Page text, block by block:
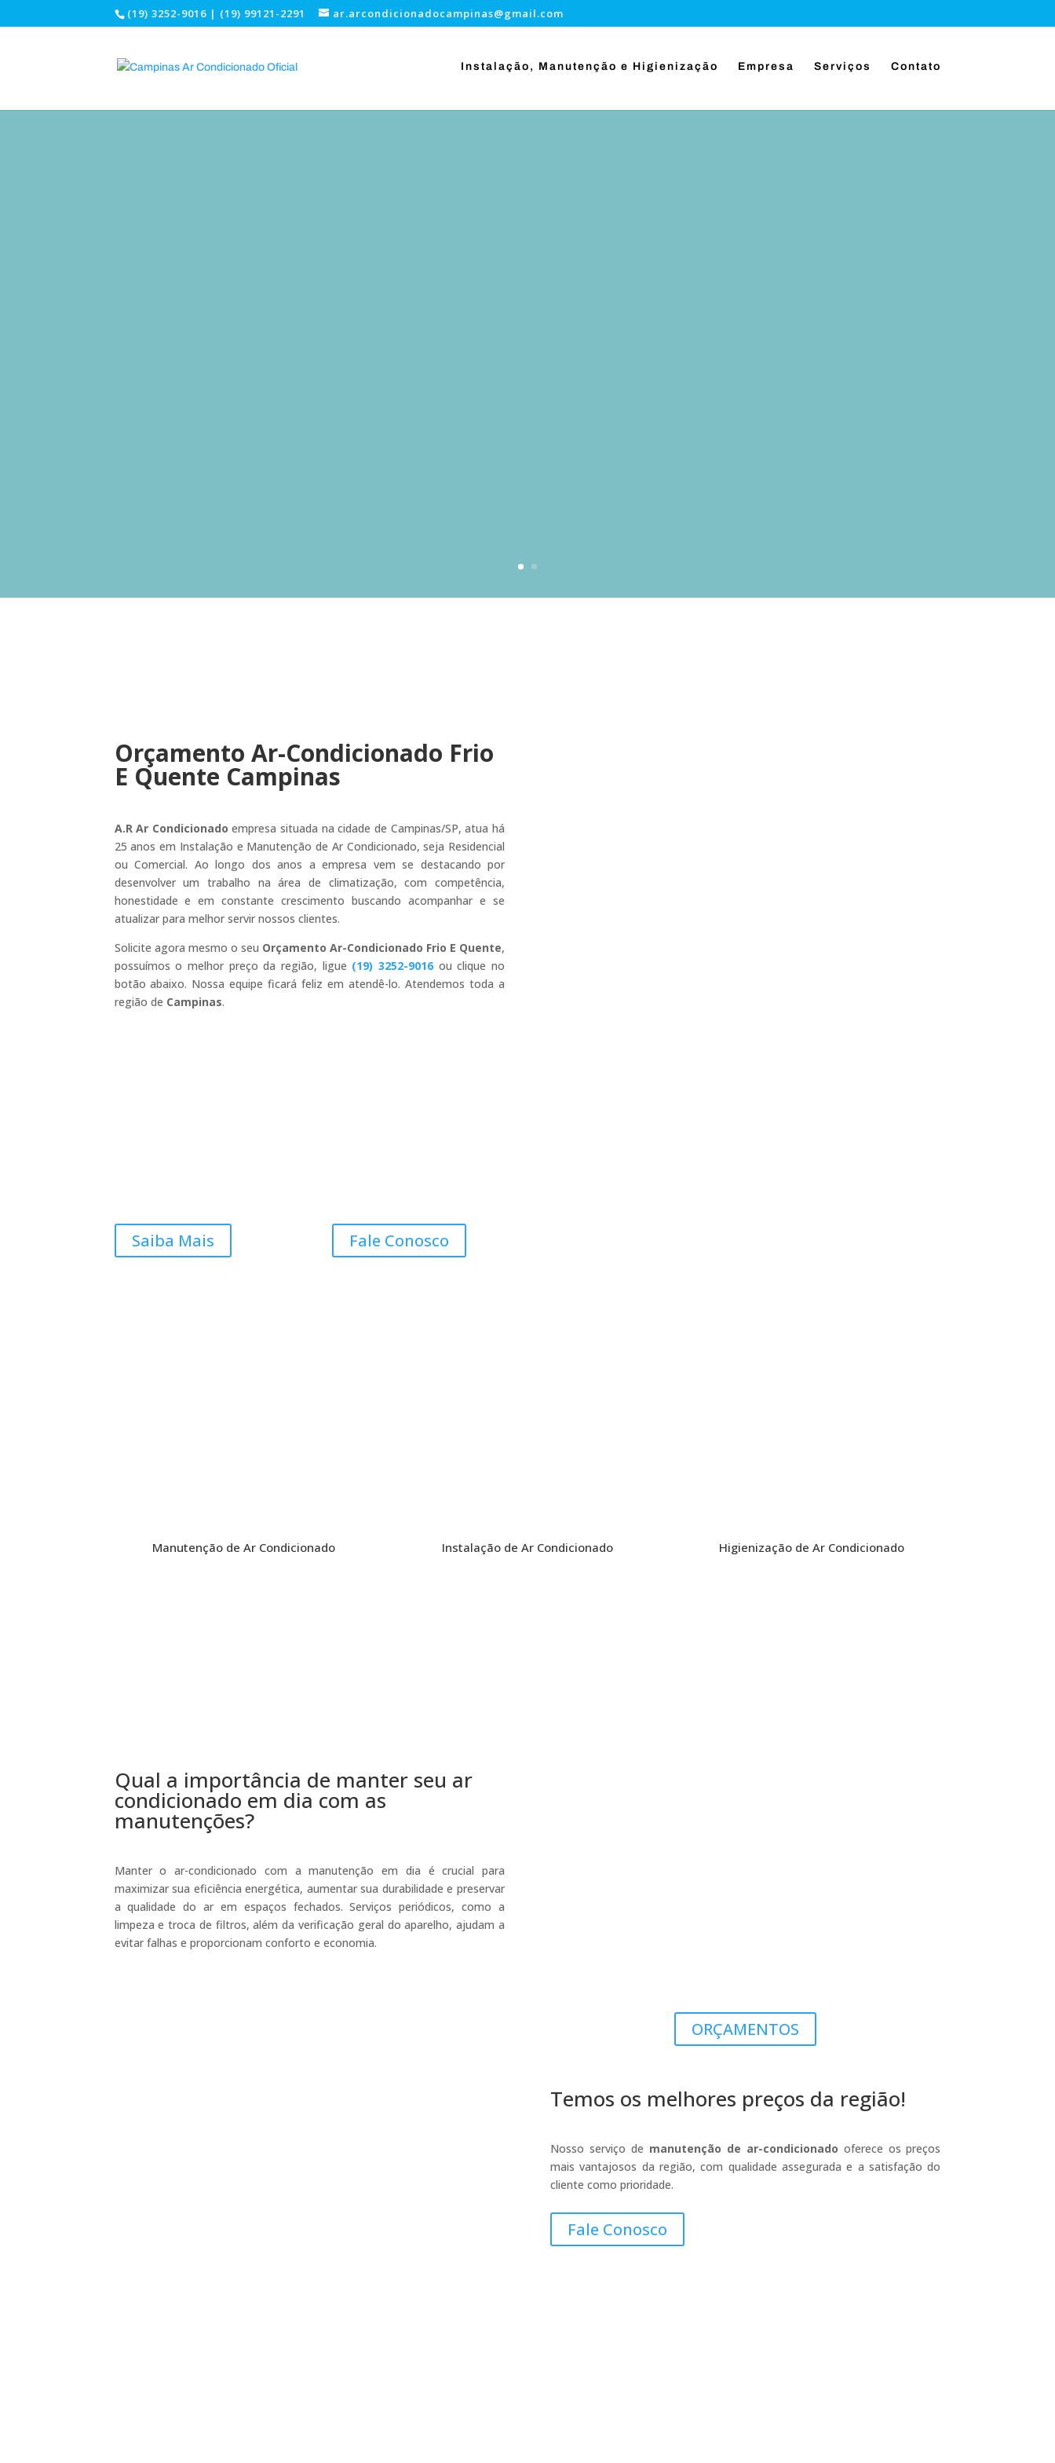
(19) 3252-9016 | (19) 99121-2291 ar.arcondicionadocampinas@gmail.com
Instalação, Manutenção e Higienização Empresa Serviços Contato
Orçamento Ar-Condicionado Frio
E Quente Campinas
A.R Ar Condicionado empresa situada na cidade de Campinas/SP, atua há
25 anos em Instalação e Manutenção de Ar Condicionado, seja Residencial
ou Comercial. Ao longo dos anos a empresa vem se destacando por
desenvolver um trabalho na área de climatização, com competência,
honestidade e em constante crescimento buscando acompanhar e se
atualizar para melhor servir nossos clientes.
Solicite agora mesmo o seu Orçamento Ar-Condicionado Frio E Quente,
possuímos o melhor preço da região, ligue (19) 3252-9016 ou clique no
botão abaixo. Nossa equipe ficará feliz em atendê-lo. Atendemos toda a
região de Campinas.
Saiba Mais Fale Conosco
Manutenção de Ar Condicionado Instalação de Ar Condicionado Higienização de Ar Condicionado
Qual a importância de manter seu ar
condicionado em dia com as
manutenções?
Manter o ar-condicionado com a manutenção em dia é crucial para
maximizar sua eficiência energética, aumentar sua durabilidade e preservar
a qualidade do ar em espaços fechados. Serviços periódicos, como a
limpeza e troca de filtros, além da verificação geral do aparelho, ajudam a
evitar falhas e proporcionam conforto e economia.
ORÇAMENTOS
Temos os melhores preços da região!
Nosso serviço de manutenção de ar-condicionado oferece os preços
mais vantajosos da região, com qualidade assegurada e a satisfação do
cliente como prioridade.
Fale Conosco